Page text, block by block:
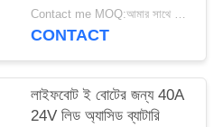
Contact me MOQ:আমার সাথে যোগাযোগ কর
CONTACT
লাইফবোট ই বোটের জন্য 40A
24V লিড অ্যাসিড ব্যাটারি